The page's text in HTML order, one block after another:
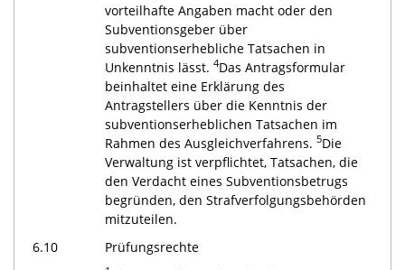
vorteilhafte Angaben macht oder den
Subventionsgeber über
subventionserhebliche Tatsachen in
Unkenntnis lässt. 4Das Antragsformular
beinhaltet eine Erklärung des
Antragstellers über die Kenntnis der
subventionserheblichen Tatsachen im
Rahmen des Ausgleichverfahrens. 5Die
Verwaltung ist verpflichtet, Tatsachen, die
den Verdacht eines Subventionsbetrugs
begründen, den Strafverfolgungsbehörden
mitzuteilen.
6.10
Prüfungsrechte